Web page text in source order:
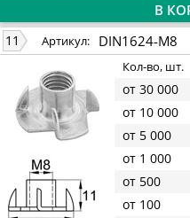
В
11 Артикул: DIN1624-M8
Кол-во, шт.
от 30 000
от 10 000
от 5 000
от 1 000
от 500
от 100